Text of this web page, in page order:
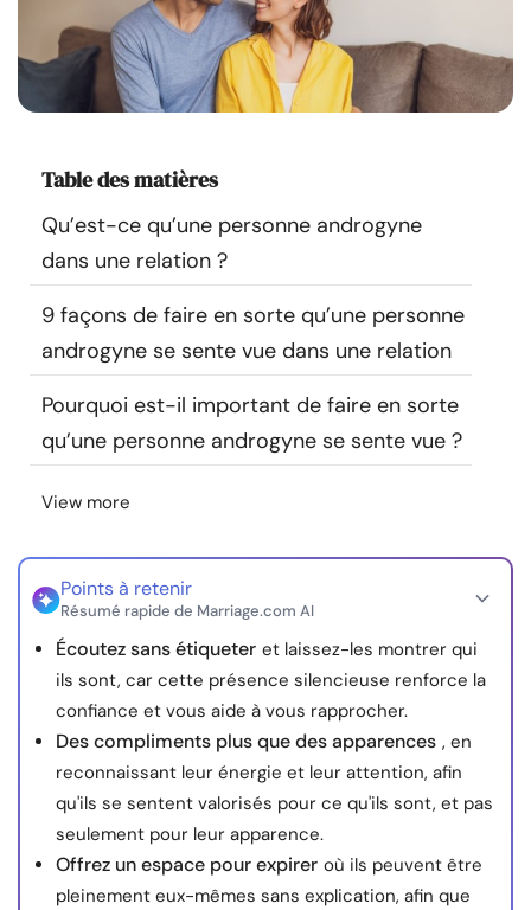
Cours
Ressources
Trouver un thérapeute
Langue FR
À propos de nous Contact Écrivez pour nous
Publicité avec
nous
© Copyright 2026. Tous droits réservés.
Table des matières
Qu’est-ce qu’une personne androgyne
dans une relation ?
9 façons de faire en sorte qu’une personne
androgyne se sente vue dans une relation
Pourquoi est-il important de faire en sorte
qu’une personne androgyne se sente vue ?
View more
Points à retenir
Résumé rapide de Marriage.com AI
Écoutez sans étiqueter et laissez-les montrer qui
ils sont, car cette présence silencieuse renforce la
confiance et vous aide à vous rapprocher.
Des compliments plus que des apparences , en
reconnaissant leur énergie et leur attention, afin
qu'ils se sentent valorisés pour ce qu'ils sont, et pas
seulement pour leur apparence.
Offrez un espace pour expirer où ils peuvent être
pleinement eux-mêmes sans explication, afin que